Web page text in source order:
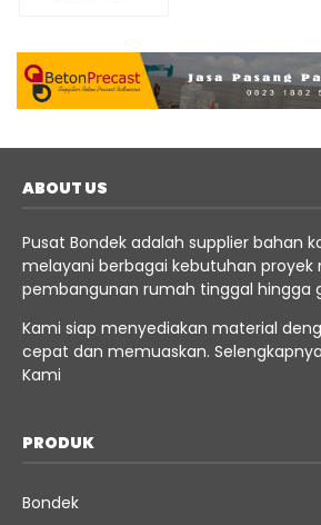
ABOUT US
Pusat Bondek adalah supplier bahan
melayani berbagai kebutuhan proyek
pembangunan rumah tinggal hingga
Kami siap menyediakan material
cepat dan memuaskan.
Kami
PRODUK
Bondek